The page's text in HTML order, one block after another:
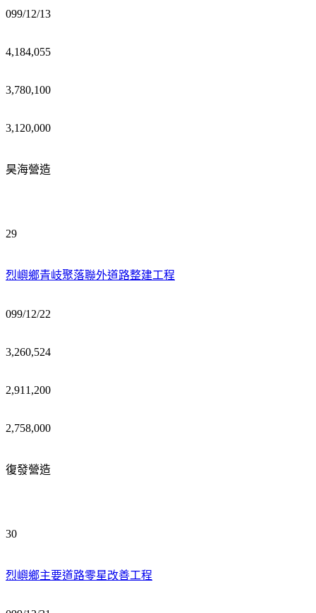
099/12/13
4,184,055
3,780,100
3,120,000
昊海營造
29
烈嶼鄉青岐聚落聯外道路整建工程
099/12/22
3,260,524
2,911,200
2,758,000
復發營造
30
烈嶼鄉主要道路零星改善工程